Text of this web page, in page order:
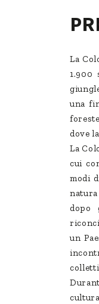
La
una
dove
La
cui
modi
dopo
un